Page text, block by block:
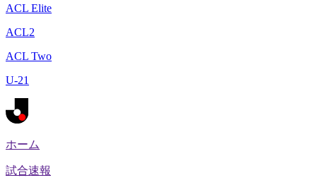
ACL Elite
ACL2
ACL Two
U-21
ホーム
試合速報